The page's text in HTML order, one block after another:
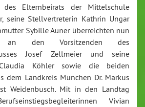
des Elternbeirats der Mittelschule
seine Stellvertreterin Kathrin Ungar
Sybille Auner überreichten nun
den Vorsitzenden des
Josef Zellmeier und seine
Köhler sowie die beiden
dem Landkreis München Dr. Markus
Weidenbusch. Mit in den Landtag
Vivian